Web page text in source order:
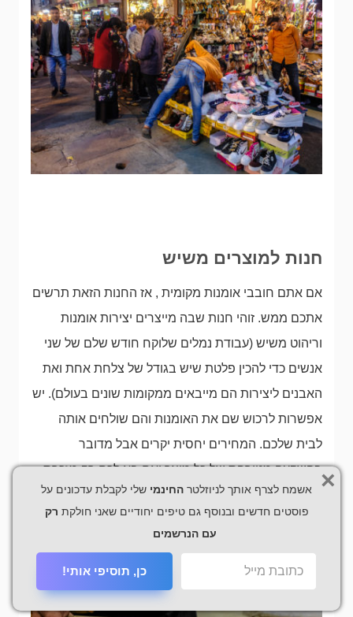
חנות למוצרים משיש
אם אתם חובבי אומנות מקומית , אז החנות הזאת תרשים
אתכם ממש. זוהי חנות שבה מייצרים יצירות אומנות
וריהוט משיש (עבודת נמלים שלוקח חודש שלם של שני
אנשים כדי להכין פלטת שיש בגודל של צלחת אחת ואת
האבנים ליצירות הם מייבאים ממקומות שונים בעולם). יש
אפשרות לרכוש שם את האומנות והם שולחים אותה
לבית שלכם. המחירים יחסית יקרים אבל מדובר
בהשקעה מטורפת של כל מוצר ואם בא לכם רק מזכרת
אז יש שם אופציות למזכרות קטנות יותר במחירים זולים
יותר ( מפת הגעה).
אשמח לצרף אותך לניוזלטר החינמי שלי לקבלת עדכונים על
פוסטים חדשים ובנוסף גם טיפים יחודיים שאני חולקת רק
עם הנרשמים
כן, תוסיפי אותי!
×